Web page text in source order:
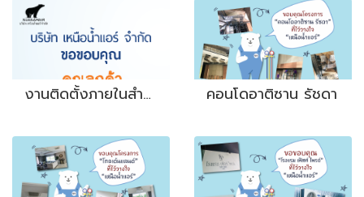
งานติดตั้งภายในสำนักงาน คอนโดอาติซาน รัชดา